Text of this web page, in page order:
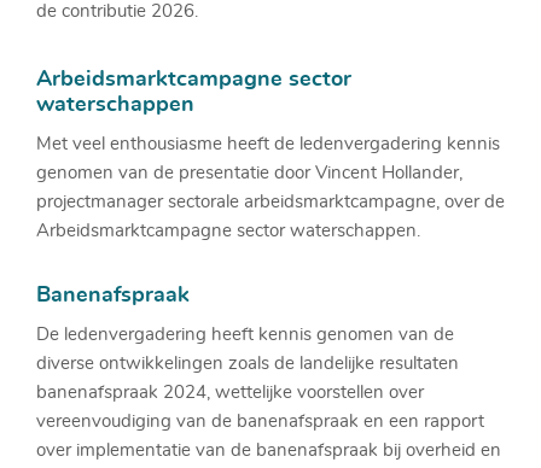
de contributie 2026.
Arbeidsmarktcampagne sector
waterschappen
Met veel enthousiasme heeft de ledenvergadering kennis
genomen van de presentatie door Vincent Hollander,
projectmanager sectorale arbeidsmarktcampagne, over de
Arbeidsmarktcampagne sector waterschappen.
Banenafspraak
De ledenvergadering heeft kennis genomen van de
diverse ontwikkelingen zoals de landelijke resultaten
banenafspraak 2024, wettelijke voorstellen over
vereenvoudiging van de banenafspraak en een rapport
over implementatie van de banenafspraak bij overheid en